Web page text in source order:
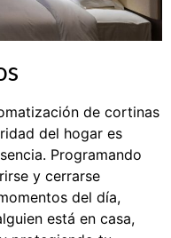
de cortinas
del hogar es
Programando
y cerrarse
del día,
está en casa,